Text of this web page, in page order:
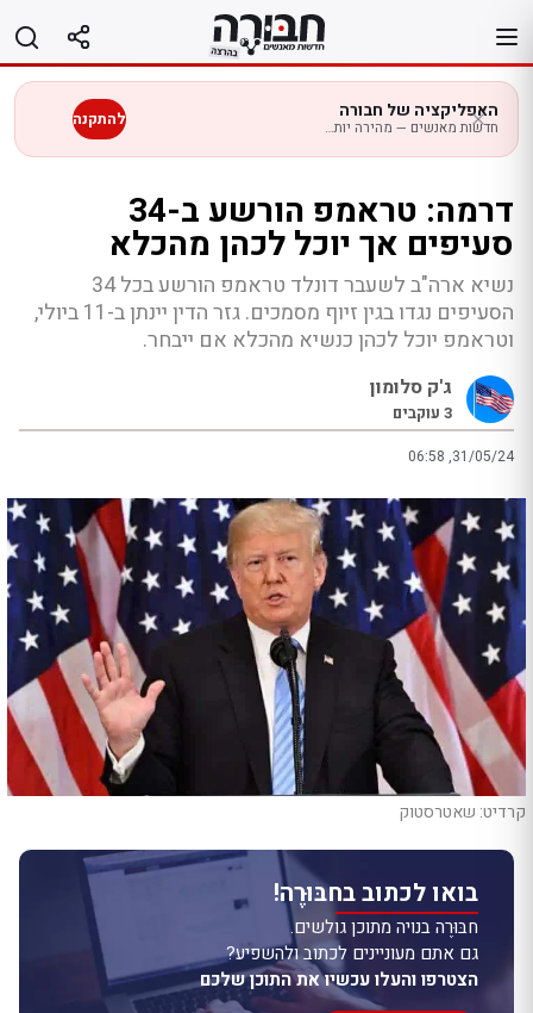
לתוכן
האפליקציה של חבורה
חדשות מאנשים — מהירה יותר בנייד להתקנה
דרמה: טראמפ הורשע ב-34
סעיפים אך יוכל לכהן מהכלא
נשיא ארה"ב לשעבר דונלד טראמפ הורשע בכל 34
הסעיפים נגדו בגין זיוף מסמכים. גזר הדין יינתן ב-11 ביולי,
וטראמפ יוכל לכהן כנשיא מהכלא אם ייבחר.
ג'ק סלומון
3 עוקבים
06:58 ,31/05/24
קרדיט: שאטרסטוק
בואו לכתוב בחבּוּרֶה!
חבּוּרֶה בנויה מתוכן גולשים.
גם אתם מעוניינים לכתוב ולהשפיע?
הצטרפו והעלו עכשיו את התוכן שלכם